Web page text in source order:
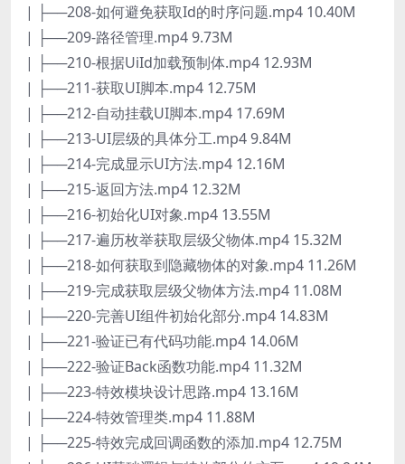
| ├──208-如何避免获取Id的时序问题.mp4 10.40M
| ├──209-路径管理.mp4 9.73M
| ├──210-根据UiId加载预制体.mp4 12.93M
| ├──211-获取UI脚本.mp4 12.75M
| ├──212-自动挂载UI脚本.mp4 17.69M
| ├──213-UI层级的具体分工.mp4 9.84M
| ├──214-完成显示UI方法.mp4 12.16M
| ├──215-返回方法.mp4 12.32M
| ├──216-初始化UI对象.mp4 13.55M
| ├──217-遍历枚举获取层级父物体.mp4 15.32M
| ├──218-如何获取到隐藏物体的对象.mp4 11.26M
| ├──219-完成获取层级父物体方法.mp4 11.08M
| ├──220-完善UI组件初始化部分.mp4 14.83M
| ├──221-验证已有代码功能.mp4 14.06M
| ├──222-验证Back函数功能.mp4 11.32M
| ├──223-特效模块设计思路.mp4 13.16M
| ├──224-特效管理类.mp4 11.88M
| ├──225-特效完成回调函数的添加.mp4 12.75M